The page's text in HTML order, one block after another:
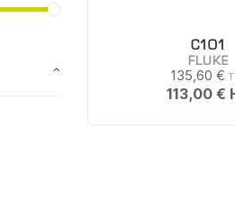
C101
FLUKE
135,60 €
113,00 €